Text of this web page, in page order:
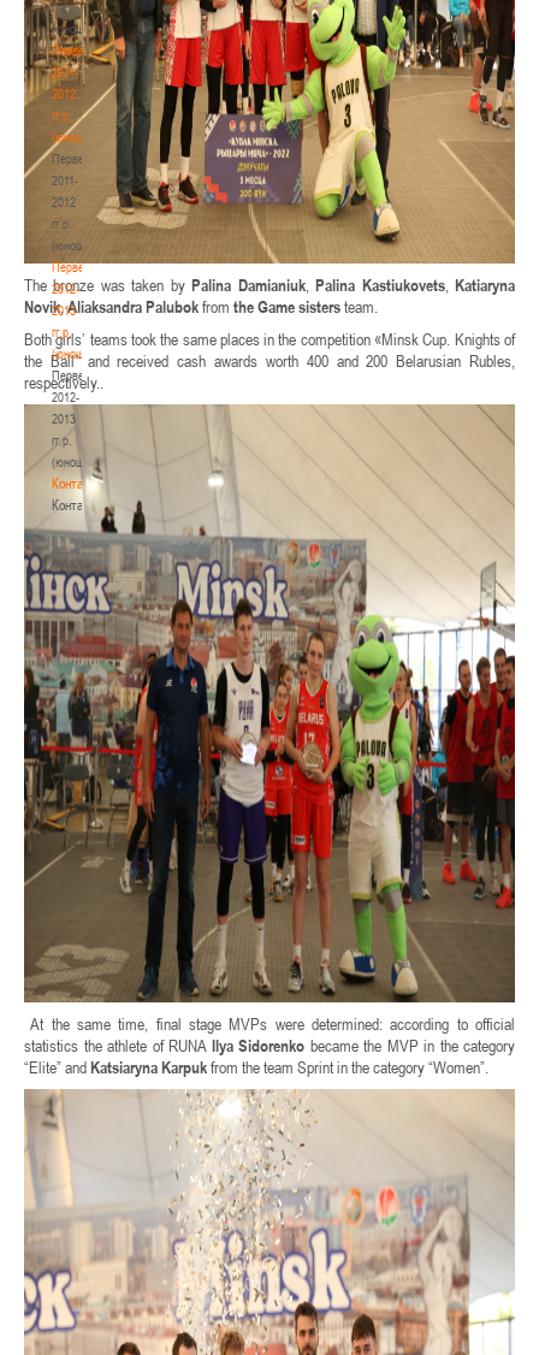
гг.р.
(юноши)
Первенство
2011-
2012
гг.р.
(юноши)
Первенство
2011-
2012
гг.р.
(юноши)
Первенство
2012-
2013
гг.р.
(юноши)
Первенство
2012-
2013
гг.р.
(юноши)
Контакты
Контакты
The bronze was taken byPalina Damianiuk,Palina Kastiukovets,Katiaryna
Novik,Aliaksandra Palubokfrom the Game sistersteam.
Both girls’ teams took the same places in the competition «Minsk Cup. Knights of
the Ball” and received cash awards worth 400 and 200 Belarusian Rubles,
respectively..
At the same time, final stage MVPs were determined: according to official
statistics the athlete of RUNA Ilya Sidorenko became the MVP in the category
“Elite” andKatsiaryna Karpukfrom the team Sprint in the category “Women”.